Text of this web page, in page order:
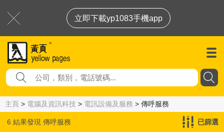
立即下載yp1083手機app
主頁 > 電腦及資訊科技 > 電訊設備及服務 > 傳呼服務
6 結果發現 傳呼服務 已篩選